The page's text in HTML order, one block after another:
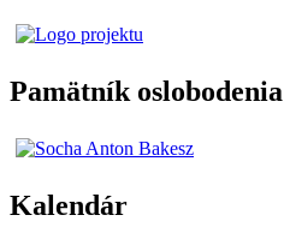
Pamätník oslobodenia
Kalendár